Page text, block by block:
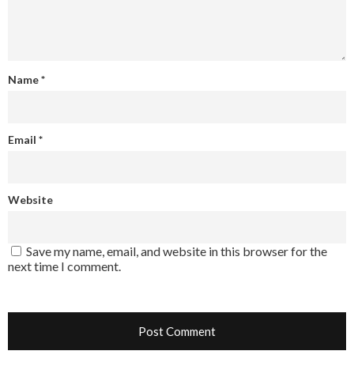
Name*
Email *
Website
Save my name, email, and website in this browser for the
next time I comment.